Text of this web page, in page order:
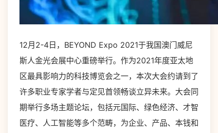
12月2-4日，BEYOND Expo 2021于我国澳门威尼
斯人金光会展中心重磅举行。作为2021年度亚太地
区最具影响力的科技博览会之一，本次大会约请到了
许多职业专家学者与定见首领畅谈立异未来。大会同
期举行多场主题论坛，包括元国际、绿色经济、才智
医疗、人工智能等多个范畴，为企业、产品、本钱和